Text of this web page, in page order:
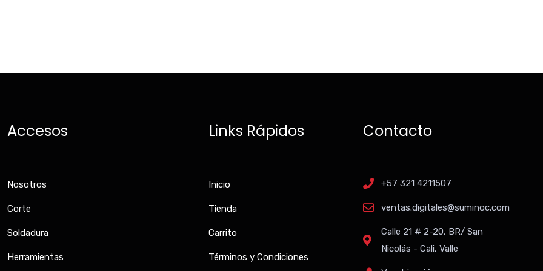
Accesos
Nosotros
Corte
Soldadura
Herramientas
Links Rápidos
Inicio
Tienda
Carrito
Términos y Condiciones
Contacto
+57 321 4211507
ventas.digitales@suminoc.com
Calle 21 # 2-20, BR/ San
Nicolás - Cali, Valle